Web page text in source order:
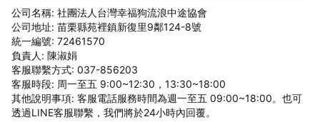
公司名稱: 社團法人台灣幸福狗流浪中途協會
公司地址: 苗栗縣苑裡鎮新復里9鄰124-8號
統一編號: 72461570
負責人: 陳淑娟
客服聯繫方式: 037-856203
客服時段: 周一至五 9:00~12:30，13:30~18:00
其他說明事項: 客服電話服務時間為週一至五 09:00~18:00。也可
透過LINE客服聯繫，我們將於24小時內回覆。